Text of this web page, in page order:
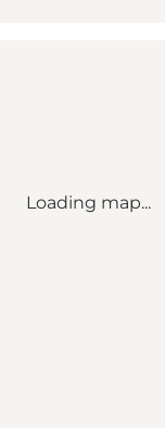
Loading map...